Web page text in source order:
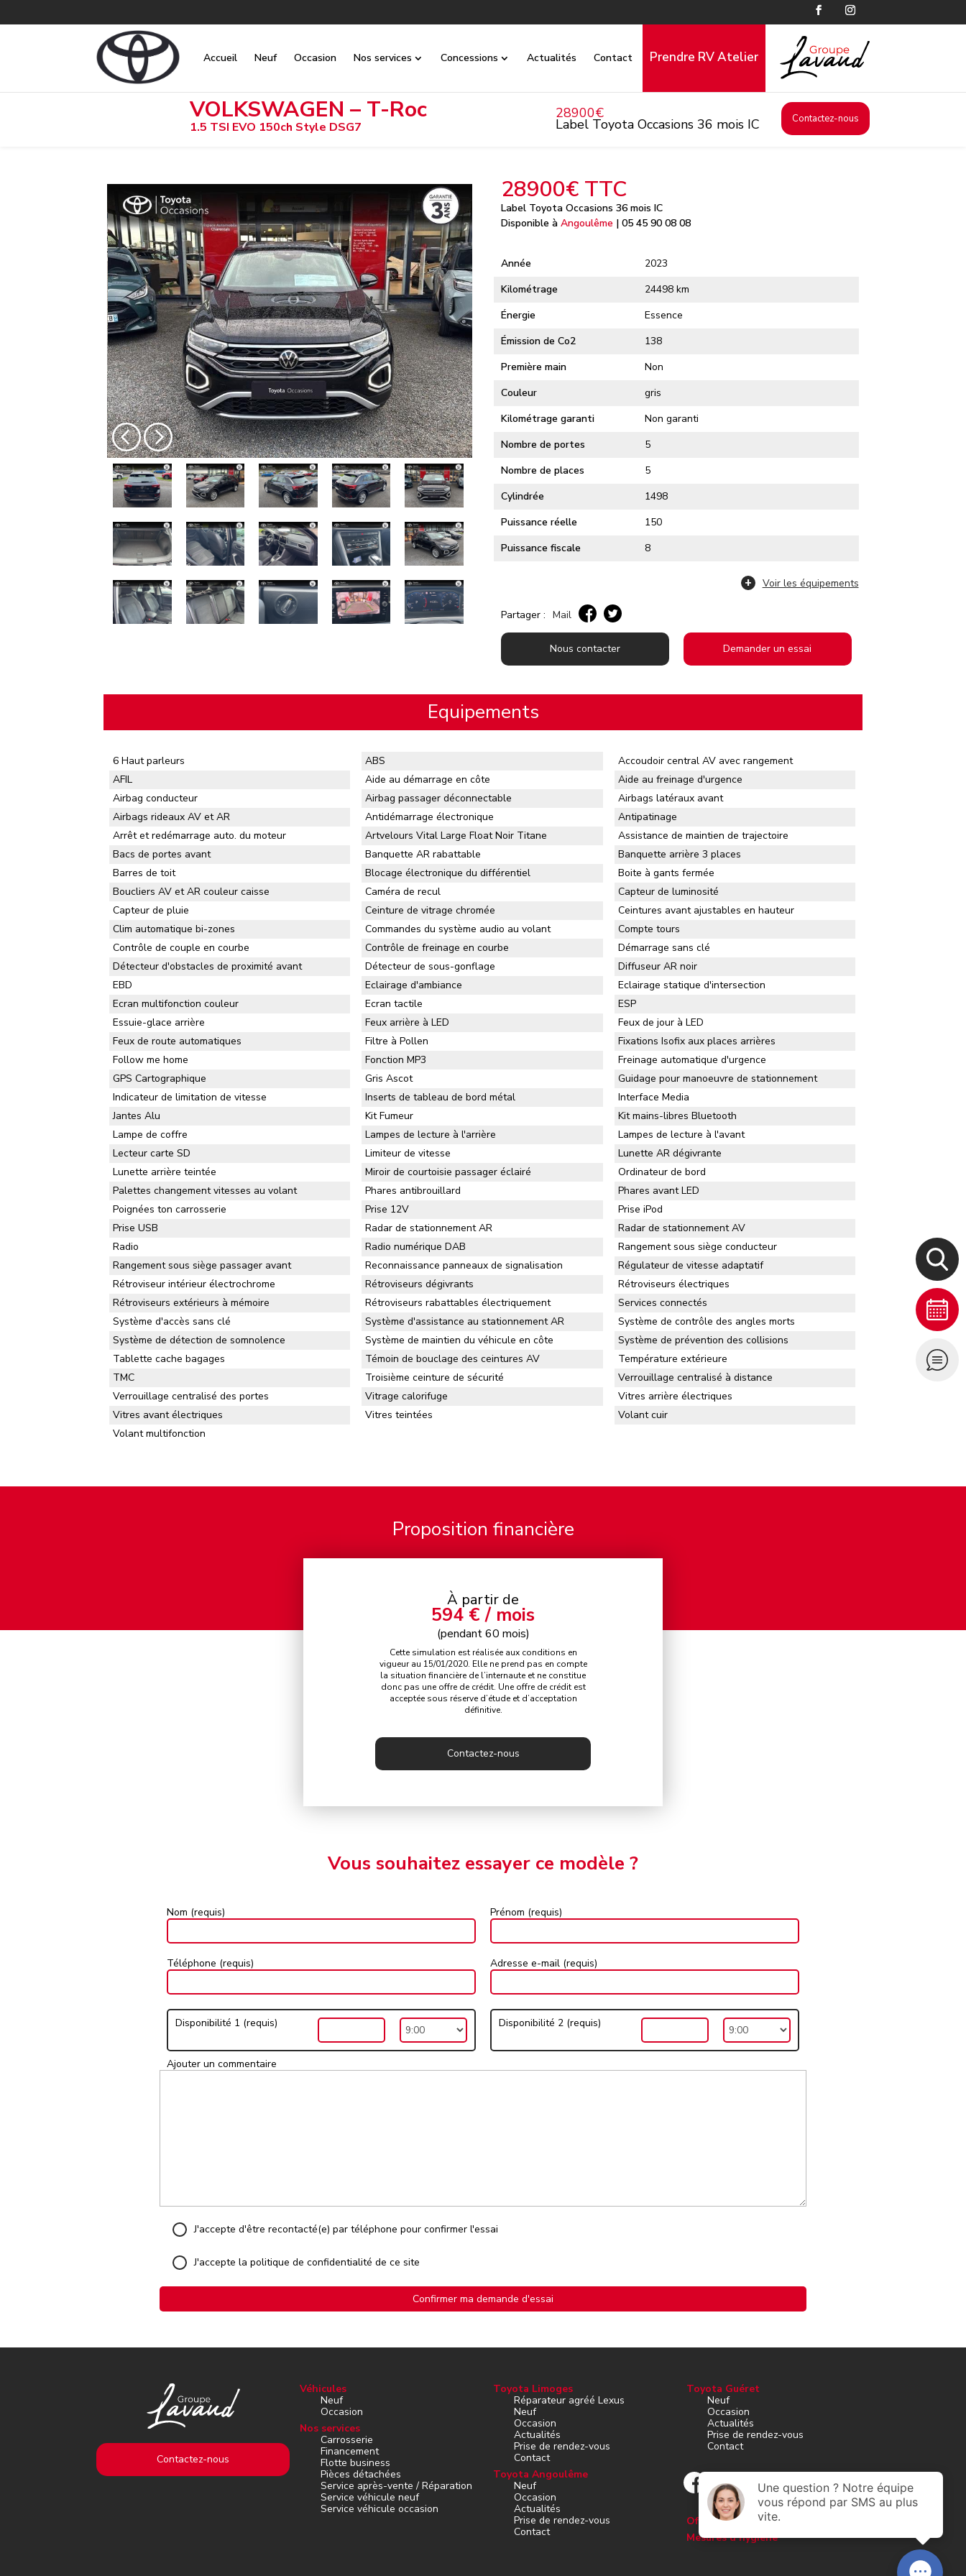
Accueil Neuf Occasion Nos services Concessions Actualités Contact Prendre RV Atelier
VOLKSWAGEN – T-Roc
1.5 TSI EVO 150ch Style DSG7
28900€
Label Toyota Occasions 36 mois IC Contactez-nous
28900€ TTC
Label Toyota Occasions 36 mois IC
Disponible à Angoulême | 05 45 90 08 08
Année
2023
Kilométrage
24498 km
Énergie
Essence
Émission de Co2
138
Première main
Non
Couleur
gris
Kilométrage garanti
Non garanti
Nombre de portes
5
Nombre de places
5
Cylindrée
1498
Puissance réelle
150
Puissance fiscale
8
Voir les équipements
Partager : Mail
Nous contacter Demander un essai
Equipements
6 Haut parleurs ABS
Accoudoir central AV avec rangement
AFIL
Aide au démarrage en côte
Aide au freinage d'urgence
Airbag conducteur
Airbag passager déconnectable
Airbags latéraux avant
Airbags rideaux AV et AR
Antidémarrage électronique
Antipatinage
Arrêt et redémarrage auto. du moteur
Artvelours Vital Large Float Noir Titane
Assistance de maintien de trajectoire
Bacs de portes avant
Banquette AR rabattable
Banquette arrière 3 places
Barres de toit
Blocage électronique du différentiel
Boite à gants fermée
Boucliers AV et AR couleur caisse
Caméra de recul
Capteur de luminosité
Capteur de pluie
Ceinture de vitrage chromée
Ceintures avant ajustables en hauteur
Clim automatique bi-zones
Commandes du système audio au volant
Compte tours
Contrôle de couple en courbe
Contrôle de freinage en courbe
Démarrage sans clé
Détecteur d'obstacles de proximité avant
Détecteur de sous-gonflage
Diffuseur AR noir
EBD
Eclairage d'ambiance
Eclairage statique d'intersection
Ecran multifonction couleur
Ecran tactile
ESP
Essuie-glace arrière
Feux arrière à LED
Feux de jour à LED
Feux de route automatiques
Filtre à Pollen
Fixations Isofix aux places arrières
Follow me home
Fonction MP3
Freinage automatique d'urgence
GPS Cartographique
Gris Ascot
Guidage pour manoeuvre de stationnement
Indicateur de limitation de vitesse
Inserts de tableau de bord métal
Interface Media
Jantes Alu
Kit Fumeur
Kit mains-libres Bluetooth
Lampe de coffre
Lampes de lecture à l'arrière
Lampes de lecture à l'avant
Lecteur carte SD
Limiteur de vitesse
Lunette AR dégivrante
Lunette arrière teintée
Miroir de courtoisie passager éclairé
Ordinateur de bord
Palettes changement vitesses au volant
Phares antibrouillard
Phares avant LED
Poignées ton carrosserie
Prise 12V
Prise iPod
Prise USB
Radar de stationnement AR
Radar de stationnement AV
Radio
Radio numérique DAB
Rangement sous siège conducteur
Rangement sous siège passager avant
Reconnaissance panneaux de signalisation
Régulateur de vitesse adaptatif
Rétroviseur intérieur électrochrome
Rétroviseurs dégivrants
Rétroviseurs électriques
Rétroviseurs extérieurs à mémoire
Rétroviseurs rabattables électriquement
Services connectés
Système d'accès sans clé
Système d'assistance au stationnement AR
Système de contrôle des angles morts
Système de détection de somnolence
Système de maintien du véhicule en côte
Système de prévention des collisions
Tablette cache bagages
Témoin de bouclage des ceintures AV
Température extérieure
TMC
Troisième ceinture de sécurité
Verrouillage centralisé à distance
Verrouillage centralisé des portes
Vitrage calorifuge
Vitres arrière électriques
Vitres avant électriques
Vitres teintées
Volant cuir
Volant multifonction
Proposition financière
À partir de
594 € / mois
(pendant 60 mois)
Cette simulation est réalisée aux conditions en
vigueur au 15/01/2020. Elle ne prend pas en compte
la situation financière de l’internaute et ne constitue
donc pas une offre de crédit. Une offre de crédit est
acceptée sous réserve d’étude et d’acceptation
définitive.
Contactez-nous
Vous souhaitez essayer ce modèle ?
Nom (requis) Prénom (requis)
Téléphone (requis) Adresse e-mail (requis)
Disponibilité 1 (requis) Disponibilité 2 (requis)
Ajouter un commentaire
J'accepte d'être recontacté(e) par téléphone pour confirmer l'essai
J'accepte la politique de confidentialité de ce site
Contactez-nous
Véhicules
Neuf
Occasion
Nos services
Carrosserie
Financement
Flotte business
Pièces détachées
Service après-vente / Réparation
Service véhicule neuf
Service véhicule occasion
Toyota Limoges
Réparateur agréé Lexus
Neuf
Occasion
Actualités
Prise de rendez-vous
Contact
Toyota Angoulême
Neuf
Occasion
Actualités
Prise de rendez-vous
Contact
Toyota Guéret
Neuf
Occasion
Actualités
Prise de rendez-vous
Contact
Offres d’emploi
Mesures d’hygiène